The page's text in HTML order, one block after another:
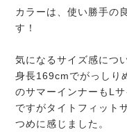
カラーは、使い勝手の
す！
気になるサイズ感につ
身長169cmでがっしり
のサマーインナーもLサ
ですがタイトフィット
つめに感じました。